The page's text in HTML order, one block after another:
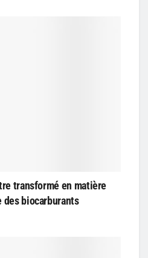
transformé en matière
des biocarburants